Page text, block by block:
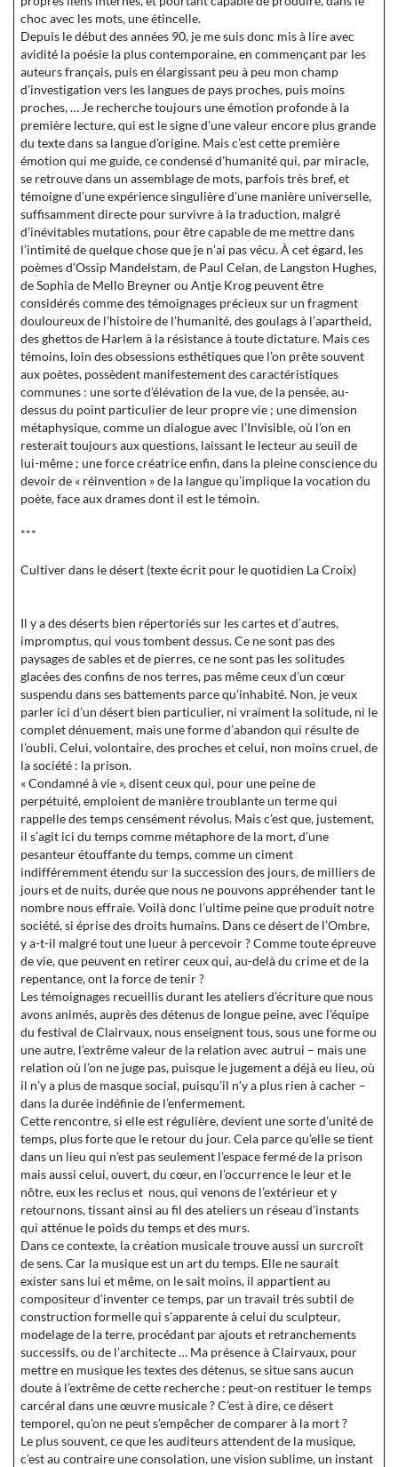
choc avec les mots, une étincelle.
Depuis le début des années 90, je me suis donc mis à lire avec
avidité la poésie la plus contemporaine, en commençant par les
auteurs français, puis en élargissant peu à peu mon champ
d’investigation vers les langues de pays proches, puis moins
proches, … Je recherche toujours une émotion profonde à la
première lecture, qui est le signe d’une valeur encore plus grande
du texte dans sa langue d’origine. Mais c’est cette première
émotion qui me guide, ce condensé d’humanité qui, par miracle,
se retrouve dans un assemblage de mots, parfois très bref, et
témoigne d’une expérience singulière d’une manière universelle,
suffisamment directe pour survivre à la traduction, malgré
d’inévitables mutations, pour être capable de me mettre dans
l’intimité de quelque chose que je n’ai pas vécu. À cet égard, les
poèmes d’Ossip Mandelstam, de Paul Celan, de Langston Hughes,
de Sophia de Mello Breyner ou Antje Krog peuvent être
considérés comme des témoignages précieux sur un fragment
douloureux de l’histoire de l’humanité, des goulags à l’apartheid,
des ghettos de Harlem à la résistance à toute dictature. Mais ces
témoins, loin des obsessions esthétiques que l’on prête souvent
aux poètes, possèdent manifestement des caractéristiques
communes : une sorte d’élévation de la vue, de la pensée, au-
dessus du point particulier de leur propre vie ; une dimension
métaphysique, comme un dialogue avec l’Invisible, où l’on en
resterait toujours aux questions, laissant le lecteur au seuil de
lui-même ; une force créatrice enfin, dans la pleine conscience du
devoir de « réinvention » de la langue qu’implique la vocation du
poète, face aux drames dont il est le témoin.
***
Cultiver dans le désert (texte écrit pour le quotidien La Croix)
Il y a des déserts bien répertoriés sur les cartes et d’autres,
impromptus, qui vous tombent dessus. Ce ne sont pas des
paysages de sables et de pierres, ce ne sont pas les solitudes
glacées des confins de nos terres, pas même ceux d’un cœur
suspendu dans ses battements parce qu’inhabité. Non, je veux
parler ici d’un désert bien particulier, ni vraiment la solitude, ni le
complet dénuement, mais une forme d’abandon qui résulte de
l’oubli. Celui, volontaire, des proches et celui, non moins cruel, de
la société : la prison.
« Condamné à vie », disent ceux qui, pour une peine de
perpétuité, emploient de manière troublante un terme qui
rappelle des temps censément révolus. Mais c’est que, justement,
il s’agit ici du temps comme métaphore de la mort, d’une
pesanteur étouffante du temps, comme un ciment
indifféremment étendu sur la succession des jours, de milliers de
jours et de nuits, durée que nous ne pouvons appréhender tant le
nombre nous effraie. Voilà donc l’ultime peine que produit notre
société, si éprise des droits humains. Dans ce désert de l’Ombre,
y a-t-il malgré tout une lueur à percevoir ? Comme toute épreuve
de vie, que peuvent en retirer ceux qui, au-delà du crime et de la
repentance, ont la force de tenir ?
Les témoignages recueillis durant les ateliers d’écriture que nous
avons animés, auprès des détenus de longue peine, avec l’équipe
du festival de Clairvaux, nous enseignent tous, sous une forme ou
une autre, l’extrême valeur de la relation avec autrui – mais une
relation où l’on ne juge pas, puisque le jugement a déjà eu lieu, où
il n’y a plus de masque social, puisqu’il n’y a plus rien à cacher –
dans la durée indéfinie de l’enfermement.
Cette rencontre, si elle est régulière, devient une sorte d’unité de
temps, plus forte que le retour du jour. Cela parce qu’elle se tient
dans un lieu qui n’est pas seulement l’espace fermé de la prison
mais aussi celui, ouvert, du cœur, en l’occurrence le leur et le
nôtre, eux les reclus et nous, qui venons de l’extérieur et y
retournons, tissant ainsi au fil des ateliers un réseau d’instants
qui atténue le poids du temps et des murs.
Dans ce contexte, la création musicale trouve aussi un surcroît
de sens. Car la musique est un art du temps. Elle ne saurait
exister sans lui et même, on le sait moins, il appartient au
compositeur d’inventer ce temps, par un travail très subtil de
construction formelle qui s’apparente à celui du sculpteur,
modelage de la terre, procédant par ajouts et retranchements
successifs, ou de l’architecte … Ma présence à Clairvaux, pour
mettre en musique les textes des détenus, se situe sans aucun
doute à l’extrême de cette recherche : peut-on restituer le temps
carcéral dans une œuvre musicale ? C’est à dire, ce désert
temporel, qu’on ne peut s’empêcher de comparer à la mort ?
Le plus souvent, ce que les auditeurs attendent de la musique,
c’est au contraire une consolation, une vision sublime, un instant